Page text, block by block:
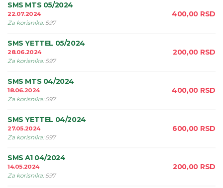
SMS MTS 05/2024
22.07.2024
Za korisnika: 597
400,00 RSD
SMS YETTEL 05/2024
28.06.2024
Za korisnika: 597
200,00 RSD
SMS MTS 04/2024
18.06.2024
Za korisnika: 597
400,00 RSD
SMS YETTEL 04/2024
27.05.2024
Za korisnika: 597
600,00 RSD
SMS A1 04/2024
14.05.2024
Za korisnika: 597
200,00 RSD